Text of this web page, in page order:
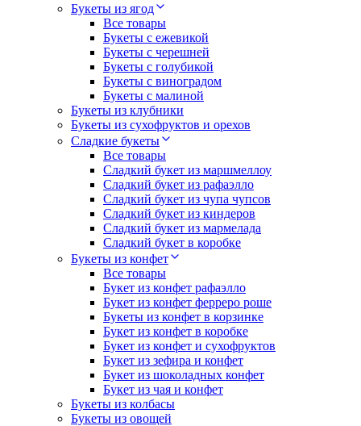
Букеты из ягод
Все товары
Букеты с ежевикой
Букеты с черешней
Букеты с голубикой
Букеты с виноградом
Букеты с малиной
Букеты из клубники
Букеты из сухофруктов и орехов
Сладкие букеты
Все товары
Сладкий букет из маршмеллоу
Сладкий букет из рафаэлло
Сладкий букет из чупа чупсов
Сладкий букет из киндеров
Сладкий букет из мармелада
Сладкий букет в коробке
Букеты из конфет
Все товары
Букет из конфет рафаэлло
Букет из конфет ферреро роше
Букеты из конфет в корзинке
Букет из конфет в коробке
Букет из конфет и сухофруктов
Букет из зефира и конфет
Букет из шоколадных конфет
Букет из чая и конфет
Букеты из колбасы
Букеты из овощей